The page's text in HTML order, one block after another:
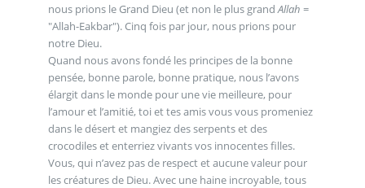
nous prions le Grand Dieu (et non le plus grandAllah =
"Allah-Eakbar"). Cinq fois par jour, nous prions pour
notre Dieu.
Quand nous avons fondé les principes de la bonne
pensée, bonne parole, bonne pratique, nous l’avons
élargit dans le monde pour une vie meilleure, pour
l’amour et l’amitié, toi et tes amis vous vous promeniez
dans le désert et mangiez des serpents et des
crocodiles et enterriez vivants vos innocentes filles.
Vous, qui n’avez pas de respect et aucune valeur pour
les créatures de Dieu. Avec une haine incroyable, tous